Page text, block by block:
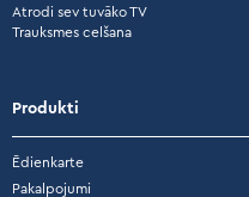
Atrodi sev tuvāko TV
Trauksmes celšana
Produkti
Ēdienkarte
Pakalpojumi